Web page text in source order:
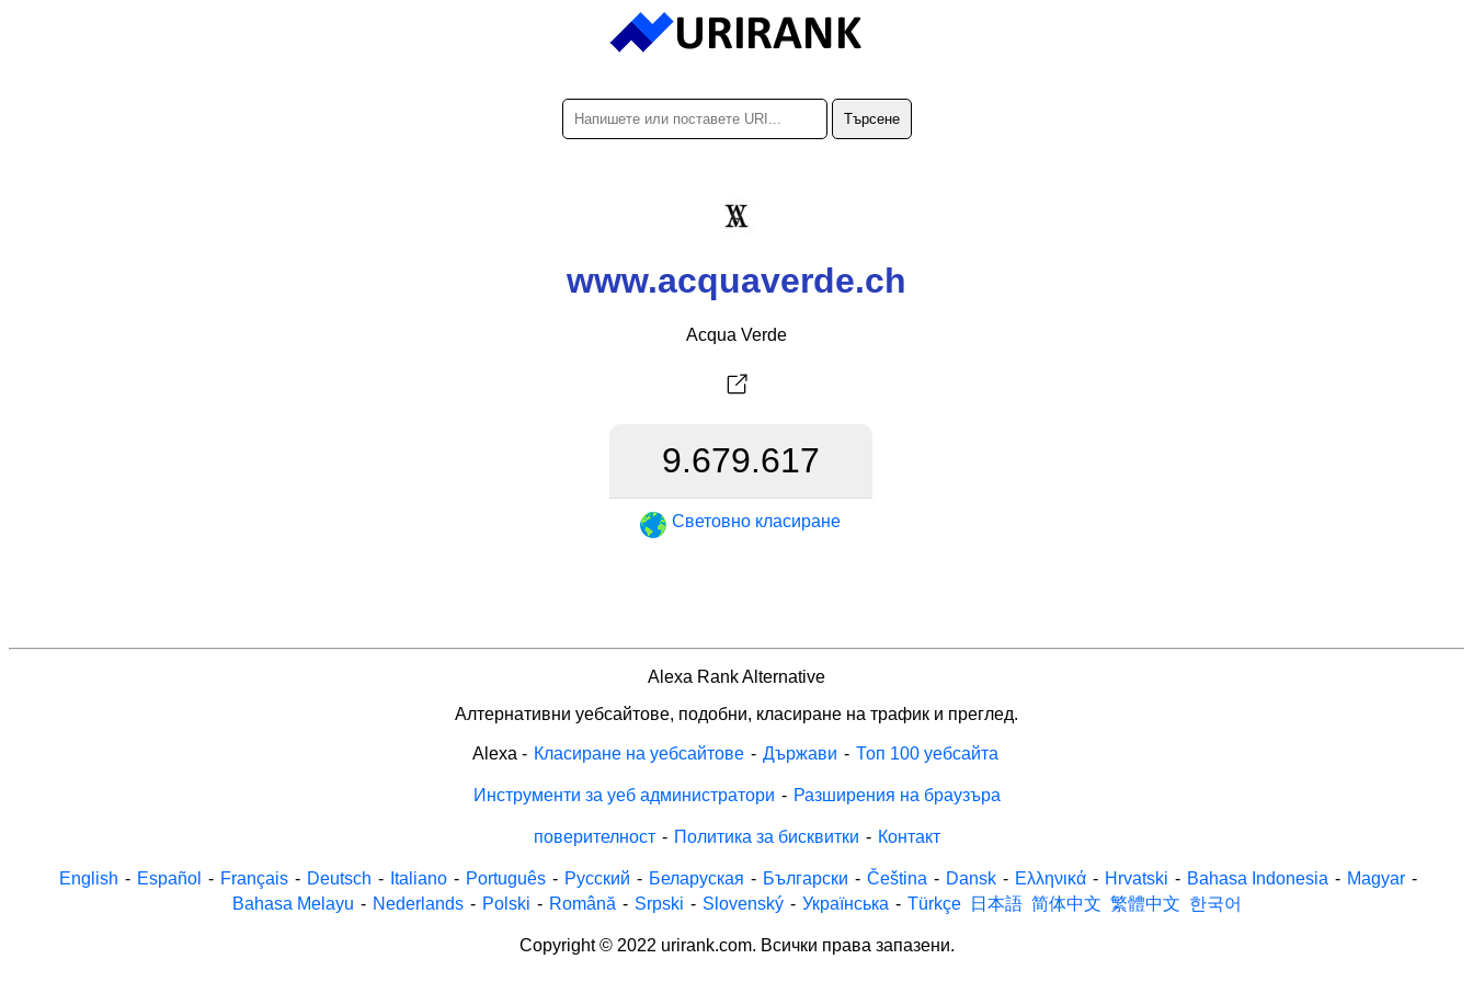
www.acquaverde.ch
Acqua Verde
9.679.617
Световно класиране
Alexa Rank Alternative
Алтернативни уебсайтове, подобни, класиране на трафик и преглед.
Alexa - Класиране на уебсайтове - Държави - Топ 100 уебсайта
Инструменти за уеб администратори - Разширения на браузъра
поверителност - Политика за бисквитки - Контакт
English - Español - Français - Deutsch - Italiano - Português - Русский - Беларуская - Български - Čeština - Dansk - Ελληνικά - Hrvatski - Bahasa Indonesia - Magyar -
Bahasa Melayu - Nederlands - Polski - Română - Srpski - Slovenský - Українська - Türkçe 日本語 简体中文 繁體中文 한국어
Copyright © 2022 urirank.com. Всички права запазени.